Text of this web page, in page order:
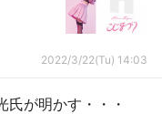
2022/3/22(Tu) 14:03
が明かす・・・